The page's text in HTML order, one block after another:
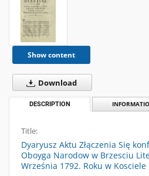
Show content
Download
DESCRIPTION
Title:
Dyaryusz Aktu Złączenia Się
Oboyga Narodow w Brzesciu
Września 1792. Roku w Kosciele